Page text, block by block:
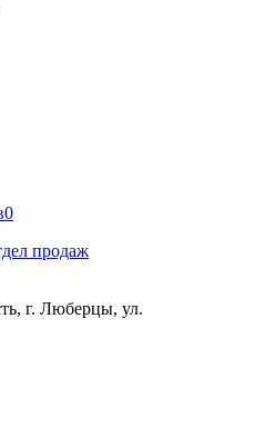
0
продаж
г. Люберцы, ул.